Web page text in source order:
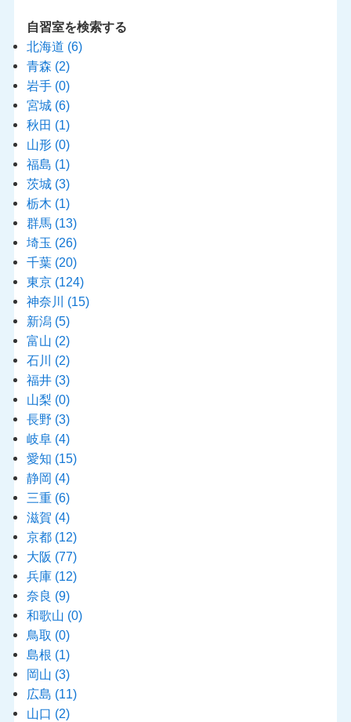
自習室を検索する
北海道 (6)
青森 (2)
岩手 (0)
宮城 (6)
秋田 (1)
山形 (0)
福島 (1)
茨城 (3)
栃木 (1)
群馬 (13)
埼玉 (26)
千葉 (20)
東京 (124)
神奈川 (15)
新潟 (5)
富山 (2)
石川 (2)
福井 (3)
山梨 (0)
長野 (3)
岐阜 (4)
愛知 (15)
静岡 (4)
三重 (6)
滋賀 (4)
京都 (12)
大阪 (77)
兵庫 (12)
奈良 (9)
和歌山 (0)
鳥取 (0)
島根 (1)
岡山 (3)
広島 (11)
山口 (2)